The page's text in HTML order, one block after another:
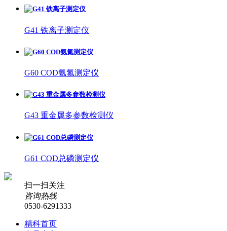
G41 铁离子测定仪
G60 COD氨氮测定仪
G43 重金属多参数检测仪
G61 COD总磷测定仪
扫一扫关注
咨询热线
0530-6291333
精科首页